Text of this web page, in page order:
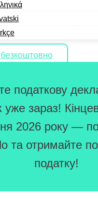
безкоштовно
податкову
уже зараз!
2026 року —
та отримайте
податку!